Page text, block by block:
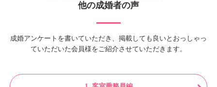
他の成婚者の声
成婚アンケートを書いていただき、掲載しても良いとおっしゃっ
ていただいた会員様をご紹介させていただきます。